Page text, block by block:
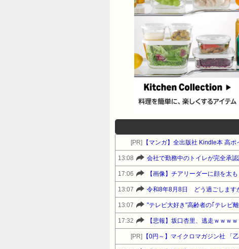
[PR] 【マンガ】全出版社 Kindle本 高
13:08 会社で勤務中のトイレが完全承
17:06 【画像】チアリーダーに顔を太
13:07 令和8年8月8日 どう過ごします
13:07 "テレビ大好き"高齢者の｢テレビ
17:32 【悲報】坂口杏里、逃走ｗｗｗ
[PR]